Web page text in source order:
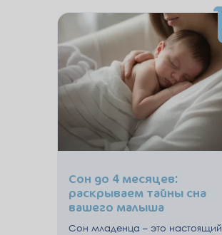
Сон до 4 месяцев:
раскрываем тайны сна
вашего малыша
Сон младенца – это настоящий